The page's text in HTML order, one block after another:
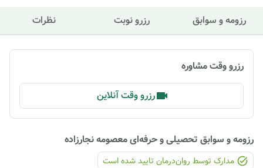
رزومه و سوابق رزرو نوبت نظرات
رزرو وقت مشاوره
رزرو وقت آنلاین
رزومه و سوابق تحصیلی و حرفه‌ایمعصومه نجارزاده
مدارک توسط روان‌درمان تایید شده ‌است